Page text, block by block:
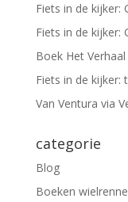
Fiets in de kijker:
Fiets in de kijker:
Boek Het
Fiets in de
Van Ventura via
categorie
Blog
Boeken